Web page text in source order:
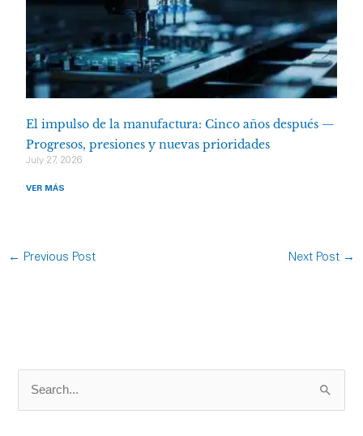
El impulso de la manufactura: Cinco años después —
Progresos, presiones y nuevas prioridades
July 27, 2026
VER MÁS
← Previous Post Next Post →